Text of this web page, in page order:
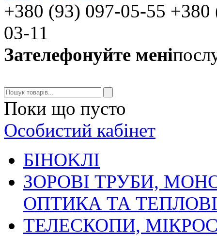
+380 (93) 097-05-55
03-11
Зателефонуйте мені
Поки що пусто
Особистий кабінет
БIHOKЛI
ЗОРОВІ ТРУБИ,
ОПТИКА ТА
ТЕЛЕСКОПИ,